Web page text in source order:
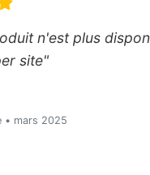
n'est plus
site"
• mars 2025